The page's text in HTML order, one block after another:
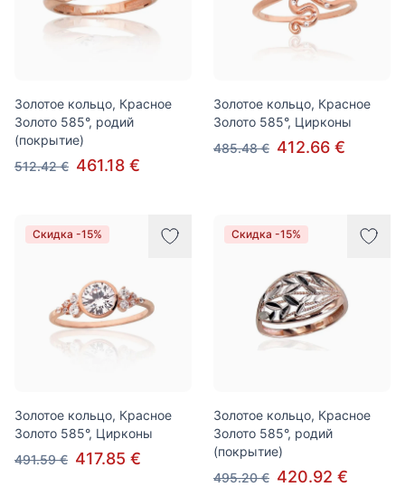
Золотое кольцо, Красное
Золото 585°, родий
(покрытие)
512.42 € 461.18 €
Золотое кольцо, Красное
Золото 585°, Цирконы
485.48 € 412.66 €
Скидка -15%
Золотое кольцо, Красное
Золото 585°, Цирконы
491.59 € 417.85 €
Скидка -15%
Золотое кольцо, Красное
Золото 585°, родий
(покрытие)
495.20 € 420.92 €